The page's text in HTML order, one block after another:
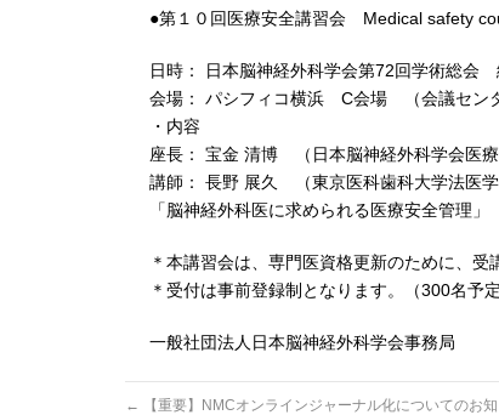
●第１０回医療安全講習会 Medical safety
日時： 日本脳神経外科学会第72回学術総会
会場： パシフィコ横浜 C会場 （会議セン
・内容
座長： 宝金 清博 （日本脳神経外科学会医
講師： 長野 展久 （東京医科歯科大学法医
「脳神経外科医に求められる医療安全管理」
＊本講習会は、専門医資格更新のために、受
＊受付は事前登録制となります。（300名予定
一般社団法人日本脳神経外科学会事務局
← 【重要】NMCオンラインジャーナル化についてのお